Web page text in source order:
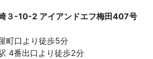
３-10-2 アイアンドエフ梅田407号
町口より徒歩5分
4番出口より徒歩2分